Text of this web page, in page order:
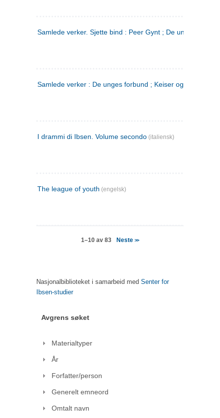
Samlede verker. Sjette bind : Peer Gynt ; De unges
Samlede verker : De unges forbund ; Keiser og Galilæer. 3
I drammi di Ibsen. Volume secondo (italiensk)
The league of youth (engelsk)
1–10 av 83 Neste>>
Nasjonalbiblioteket i samarbeid med Senter for
Ibsen-studier
Avgrens søket
Materialtyper
År
Forfatter/person
Generelt emneord
Omtalt navn